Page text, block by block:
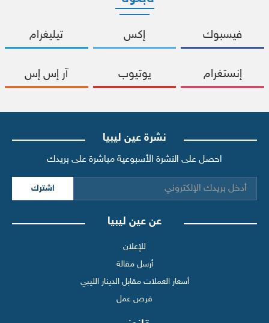
فيسبوك إكس تيليغرام
إنستغرام يوتيوب آر إس إس
نشرة عين ليبيا
احصل على النشرة الأسبوعية مباشرة على بريدك
اشترك
عن عين ليبيا
للإعلان
أرسل مقالة
أسعار العملات مقابل الدينار الليبي
فرص عمل